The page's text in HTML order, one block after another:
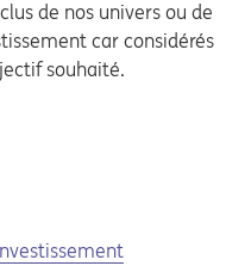
de nos univers ou de
car considérés
souhaité.